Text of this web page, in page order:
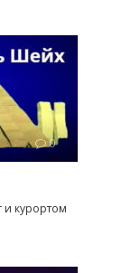
0
курортом